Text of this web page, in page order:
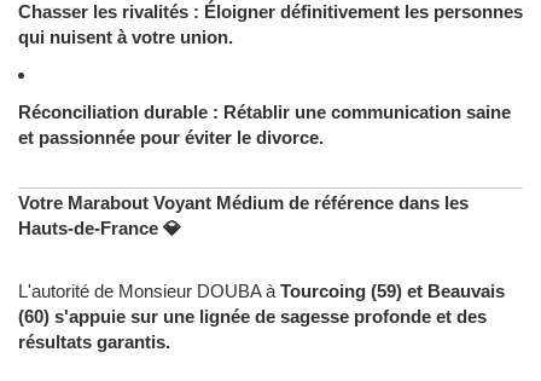
Chasser les rivalités : Éloigner définitivement les personnes
qui nuisent à votre union.
Réconciliation durable : Rétablir une communication saine
et passionnée pour éviter le divorce.
Votre Marabout Voyant Médium de référence dans les
Hauts-de-France 💎
L'autorité de Monsieur DOUBA à Tourcoing (59) et Beauvais
(60) s'appuie sur une lignée de sagesse profonde et des
résultats garantis.